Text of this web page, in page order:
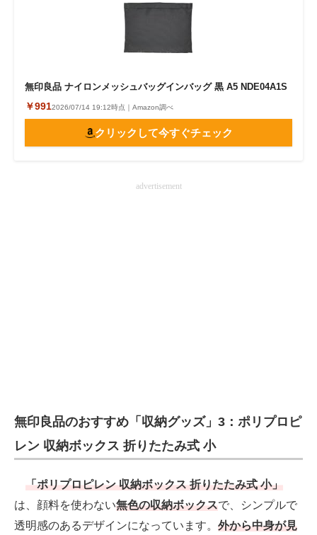
無印良品 ナイロンメッシュバッグインバッグ 黒 A5 NDE04A1S
￥9912026/07/14 19:12時点｜Amazon調べ
クリックして今すぐチェック
advertisement
無印良品のおすすめ「収納グッズ」3：ポリプロピ
レン 収納ボックス 折りたたみ式 小
「ポリプロピレン 収納ボックス 折りたたみ式 小」
は、顔料を使わない無色の収納ボックスで、シンプルで
透明感のあるデザインになっています。 外から中身が見